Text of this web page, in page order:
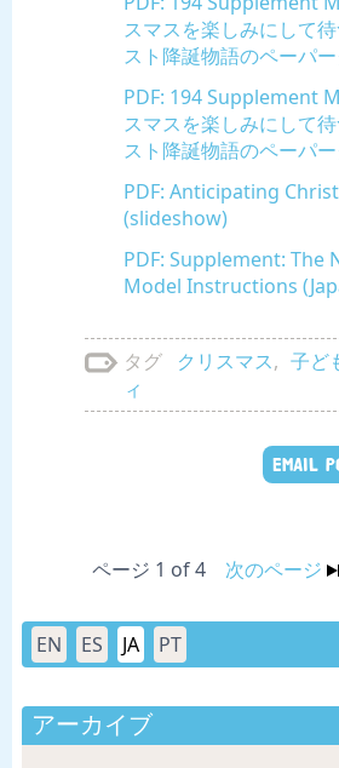
スマスを楽しみにして
スト降誕物語のペーパ
PDF: 194 Supplement
スマスを楽しみにして
スト降誕物語のペーパ
PDF: Anticipating
(slideshow)
PDF: Supplement: The
Model Instructions
タグ クリスマス, 子ど
ィ
EMAIL
ページ 1 of 4 次のページ
EN ES JA PT
アーカイブ